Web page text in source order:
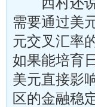
需要通过美
元交叉汇率
如果能培育
美元直接影
区的金融稳